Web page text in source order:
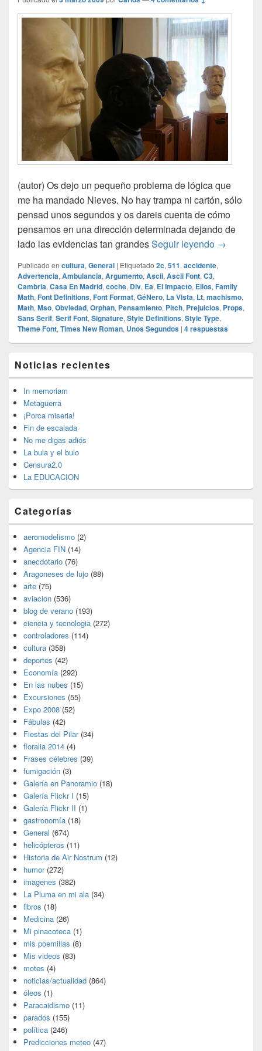
(autor) Os dejo un pequeño problema de lógica que
me ha mandado Nieves. No hay trampa ni cartón, sólo
pensad unos segundos y os dareis cuenta de cómo
pensamos en una dirección determinada dejando de
lado las evidencias tan grandesSeguir leyendo →
Publicado en cultura,General | Etiquetado 2c,511,accidente,
Advertencia,Ambulancia,Argumento,Ascii,Ascii Font,C3,
Cambria,Casa En Madrid,coche, Div, Ea, El Impacto, Ellos,Family
Math,Font Definitions,Font Format,GéNero, La Vista, Lt,machismo,
Math,Mso,Obviedad,Orphan, Pensamiento, Pitch, Prejuicios, Props,
Sans Serif,Serif Font,Signature,Style Definitions,Style Type,
Theme Font,Times New Roman, Unos Segundos | 4respuestas
área
de
widget
barra
lateral
primaria
Noticias recientes
In memoriam
Metaguerra
¡Porca miseria!
Fin de escalada
No me digas adiós
La bula y el bulo
Censura2.0
La EDUCACION
Categorías
aeromodelismo (2)
Agencia FIN (14)
anecdotario (76)
Aragoneses de lujo (88)
arte (75)
aviacion (536)
blog de verano (193)
ciencia y tecnologia (272)
controladores (114)
cultura (358)
deportes (42)
Economía (292)
En las nubes (15)
Excursiones (55)
Expo 2008 (52)
Fábulas (42)
Fiestas del Pilar(34)
floralia 2014 (4)
Frases célebres (39)
fumigación (3)
Galería en Panoramio (18)
Galería Flickr I (15)
Galería Flickr II (1)
gastronomía (18)
General (674)
helicópteros (11)
Historia de Air Nostrum (12)
humor(272)
imagenes (382)
La Pluma en mi ala (34)
libros (18)
Medicina (26)
Mi pinacoteca (1)
mis poemillas (8)
Mis videos (83)
motes (4)
noticias/actualidad (864)
óleos (1)
Paracaidismo (11)
parados (155)
política (246)
Predicciones meteo (47)